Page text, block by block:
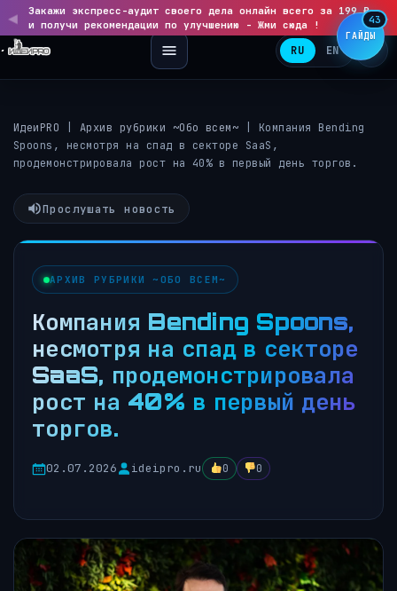
◀
Закажи экспресс-аудит своего дела онлайн всего за 199 ₽
и получи рекомендации по улучшению - Жми сюда !
▶
RU EN
ИдеиPRO Архив рубрики ~Обо всем~
Компания Bending
Spoons, несмотря на спад в секторе SaaS,
продемонстрировала рост на 40% в первый день торгов.
Прослушать новость
АРХИВ РУБРИКИ ~ОБО ВСЕМ~
Компания Bending Spoons,
несмотря на спад в секторе
SaaS, продемонстрировала
рост на 40% в первый день
торгов.
02.07.2026 ideipro.ru 0 0
ГАЙДЫ
43